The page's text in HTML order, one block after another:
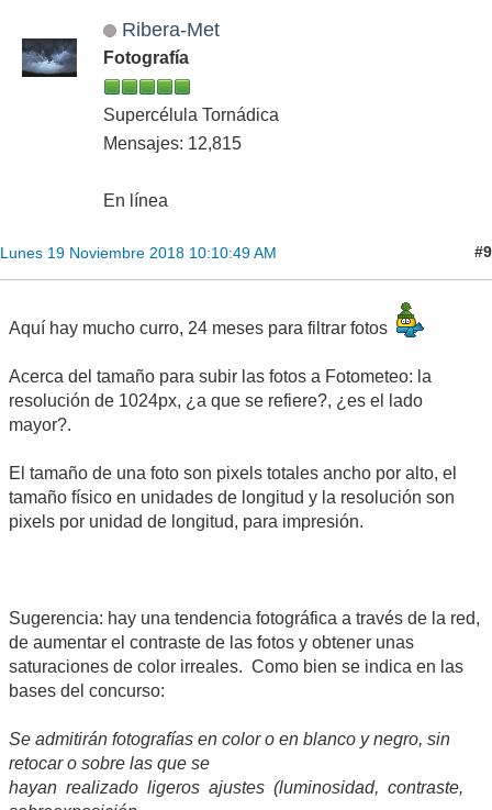
Ribera-Met
Fotografía
Supercélula Tornádica
Mensajes: 12,815
En línea
Lunes 19 Noviembre 2018 10:10:49 AM #9
Aquí hay mucho curro, 24 meses para filtrar fotos
Acerca del tamaño para subir las fotos a Fotometeo: la
resolución de 1024px, ¿a que se refiere?, ¿es el lado
mayor?.
El tamaño de una foto son pixels totales ancho por alto, el
tamaño físico en unidades de longitud y la resolución son
pixels por unidad de longitud, para impresión.
Sugerencia: hay una tendencia fotográfica a través de la red,
de aumentar el contraste de las fotos y obtener unas
saturaciones de color irreales. Como bien se indica en las
bases del concurso:
Se admitirán fotografías en color o en blanco y negro, sin
retocar o sobre las que se
hayan realizado ligeros ajustes (luminosidad, contraste,